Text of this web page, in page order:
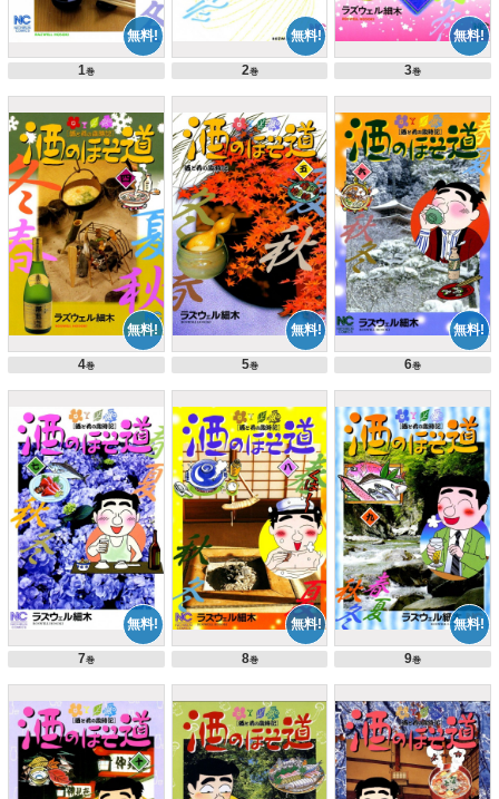
1巻 2巻 3巻
4巻 5巻 6巻
7巻 8巻 9巻